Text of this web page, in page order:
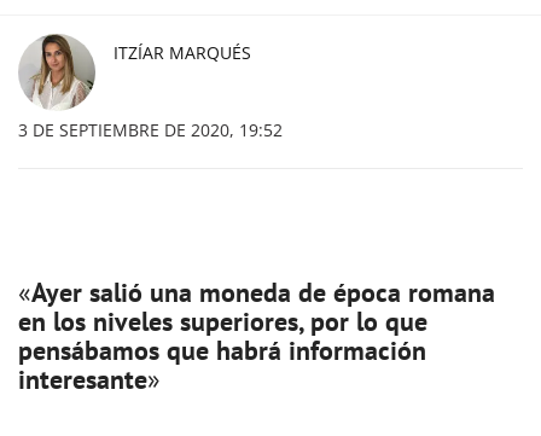
ITZÍAR MARQUÉS
3 DE SEPTIEMBRE DE 2020, 19:52
«Ayer salió una moneda de época romana
en los niveles superiores, por lo que
pensábamos que habrá información
interesante»